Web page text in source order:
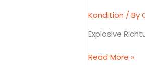
Kondition / By
Explosive
Read More »